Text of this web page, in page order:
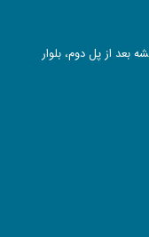
بعد از پل دوم، بلوار